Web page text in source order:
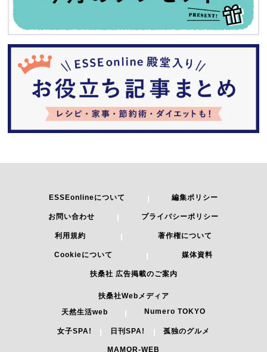
ESSEonlineについて 編集ポリシー
お問い合わせ プライバシーポリシー
利用規約 著作権について
Cookieについて 媒体資料
扶桑社 広告掲載のご案内
扶桑社Webメディア
天然生活web
Numero TOKYO
女子SPA! 日刊SPA! 孤独のグルメ
MAMOR-WEB